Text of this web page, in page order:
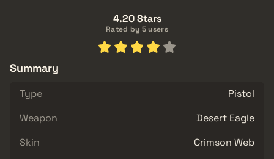
4.20 Stars
Rated by 5 users
Summary
Type
Pistol
Weapon
Desert Eagle
Skin
Crimson Web